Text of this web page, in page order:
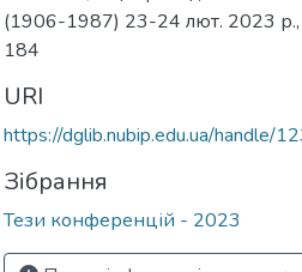
(1906-1987) 23-24 лют. 2023 р.,
184
URI
https://dglib.nubip.edu.ua/handle/
Зібрання
Тези конференцій - 2023